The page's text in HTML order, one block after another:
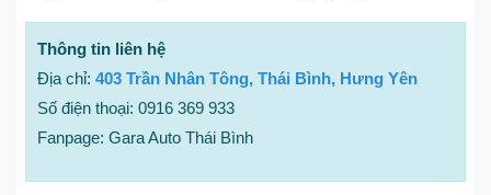
Thông tin liên hệ
Địa chỉ: 403 Trần Nhân Tông, Thái Bình, Hưng Yên
Số điện thoại: 0916 369 933
Fanpage: Gara Auto Thái Bình